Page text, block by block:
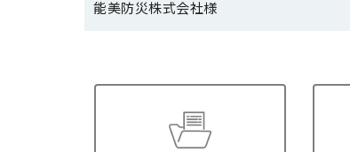
r
能美防災株式会社様